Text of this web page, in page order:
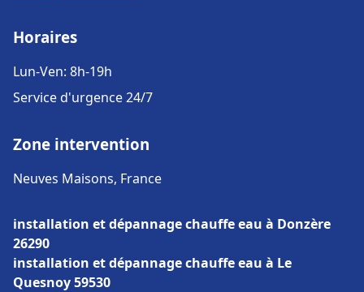
Horaires
Lun-Ven: 8h-19h
Service d'urgence 24/7
Zone intervention
Neuves Maisons, France
installation et dépannage chauffe eau à Donzère
26290
installation et dépannage chauffe eau à Le
Quesnoy 59530